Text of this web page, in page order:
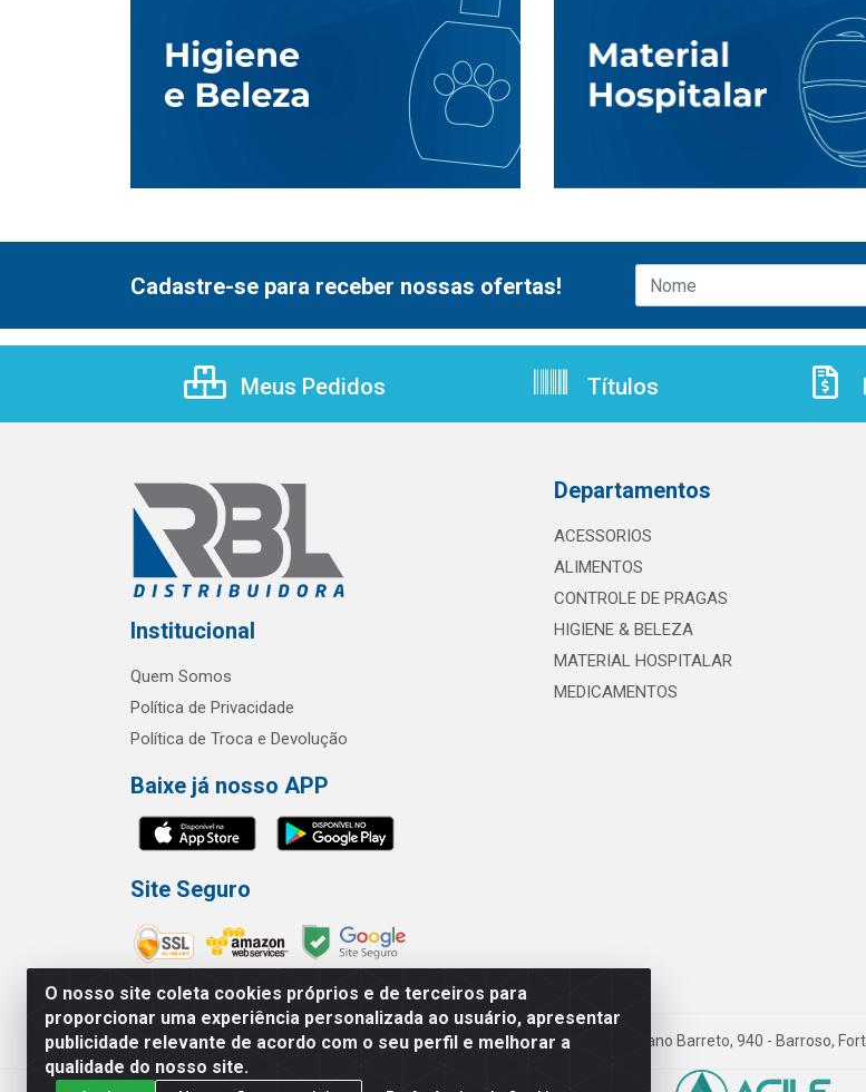
O nosso site coleta cookies próprios e de terceiros para
proporcionar uma experiência personalizada ao usuário, apresentar
publicidade relevante de acordo com o seu perfil e melhorar a
qualidade do nosso site.
Cadastre-se para receber nossas ofertas!
Meus Pedidos Títulos
Institucional
Quem Somos
Política de Privacidade
Política de Troca e Devolução
Baixe já nosso APP
Site Seguro
Departamentos
ACESSORIOS
ALIMENTOS
CONTROLE DE PRAGAS
HIGIENE & BELEZA
MATERIAL HOSPITALAR
MEDICAMENTOS
RBL Distribuidora Distribuidora Gomes LTDA - Rua Maximiano Barreto, 940 - Barroso,